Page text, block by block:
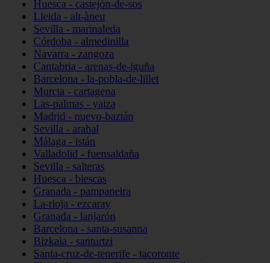
Huesca - castejón-de-sos
Lleida - alt-àneu
Sevilla - marinaleda
Córdoba - almedinilla
Navarra - zangoza
Cantabria - arenas-de-iguña
Barcelona - la-pobla-de-lillet
Murcia - cartagena
Las-palmas - yaiza
Madrid - nuevo-baztán
Sevilla - arahal
Málaga - istán
Valladolid - fuensaldaña
Sevilla - salteras
Huesca - biescas
Granada - pampaneira
La-rioja - ezcaray
Granada - lanjarón
Barcelona - santa-susanna
Bizkaia - santurtzi
Santa-cruz-de-tenerife - tacoronte